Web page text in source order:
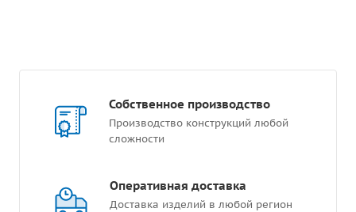
Собственное производство
Производство конструкций любой
сложности
Оперативная доставка
Доставка изделий в любой регион